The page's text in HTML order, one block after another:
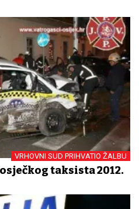
VRHOVNI SUD PRIHVATIO ŽALBU
taksista 2012.